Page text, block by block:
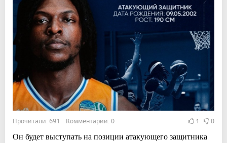
Прочитали: 691 Комментарии: 0 1 0
Он будет выступать на позиции атакующего защитника